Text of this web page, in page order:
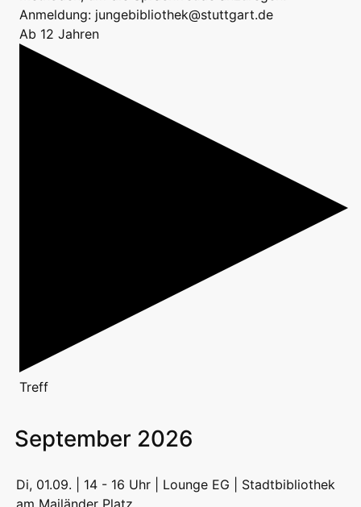
Anmeldung: jungebibliothek@stuttgart.de
Ab 12 Jahren
Treff
September 2026
Di, 01.09. | 14 - 16 Uhr | Lounge EG | Stadtbibliothek
am Mailänder Platz